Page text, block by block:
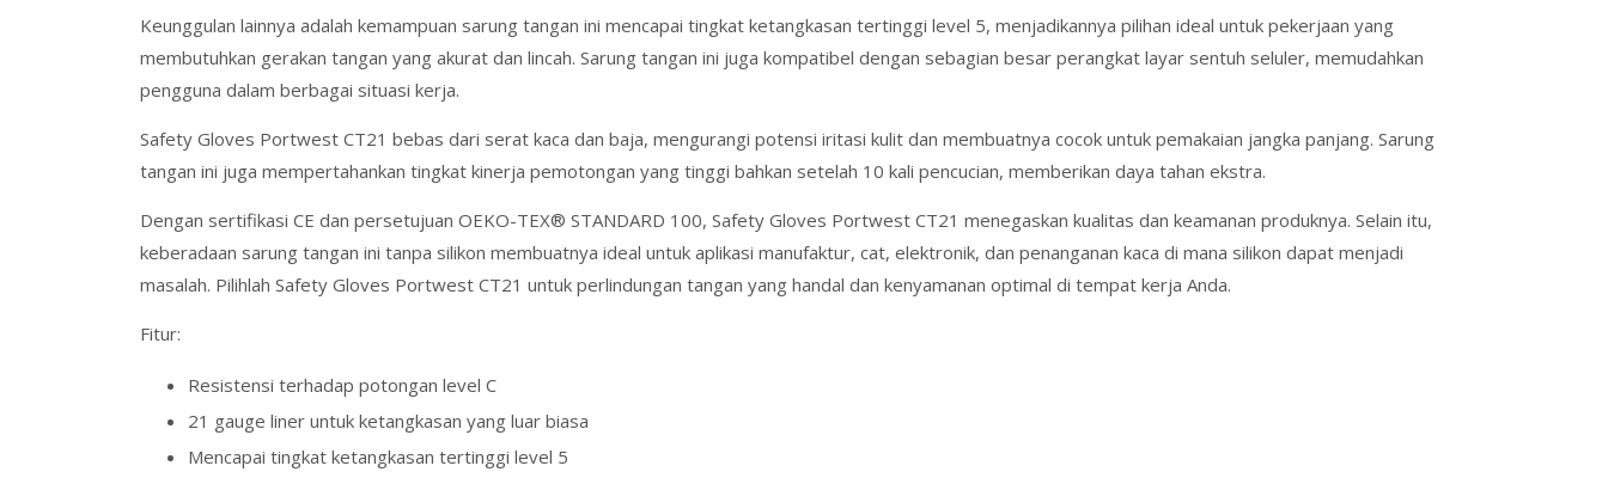
Keunggulan lainnya adalah kemampuan sarung tangan ini mencapai tingkat ketangkasan tertinggi level 5, menjadikannya pilihan ideal untuk pekerjaan yang
membutuhkan gerakan tangan yang akurat dan lincah. Sarung tangan ini juga kompatibel dengan sebagian besar perangkat layar sentuh seluler, memudahkan
pengguna dalam berbagai situasi kerja.
Safety Gloves Portwest CT21 bebas dari serat kaca dan baja, mengurangi potensi iritasi kulit dan membuatnya cocok untuk pemakaian jangka panjang. Sarung
tangan ini juga mempertahankan tingkat kinerja pemotongan yang tinggi bahkan setelah 10 kali pencucian, memberikan daya tahan ekstra.
Dengan sertifikasi CE dan persetujuan OEKO-TEX® STANDARD 100, Safety Gloves Portwest CT21 menegaskan kualitas dan keamanan produknya. Selain itu,
keberadaan sarung tangan ini tanpa silikon membuatnya ideal untuk aplikasi manufaktur, cat, elektronik, dan penanganan kaca di mana silikon dapat menjadi
masalah. Pilihlah Safety Gloves Portwest CT21 untuk perlindungan tangan yang handal dan kenyamanan optimal di tempat kerja Anda.
Fitur:
Resistensi terhadap potongan level C
21 gauge liner untuk ketangkasan yang luar biasa
Mencapai tingkat ketangkasan tertinggi level 5